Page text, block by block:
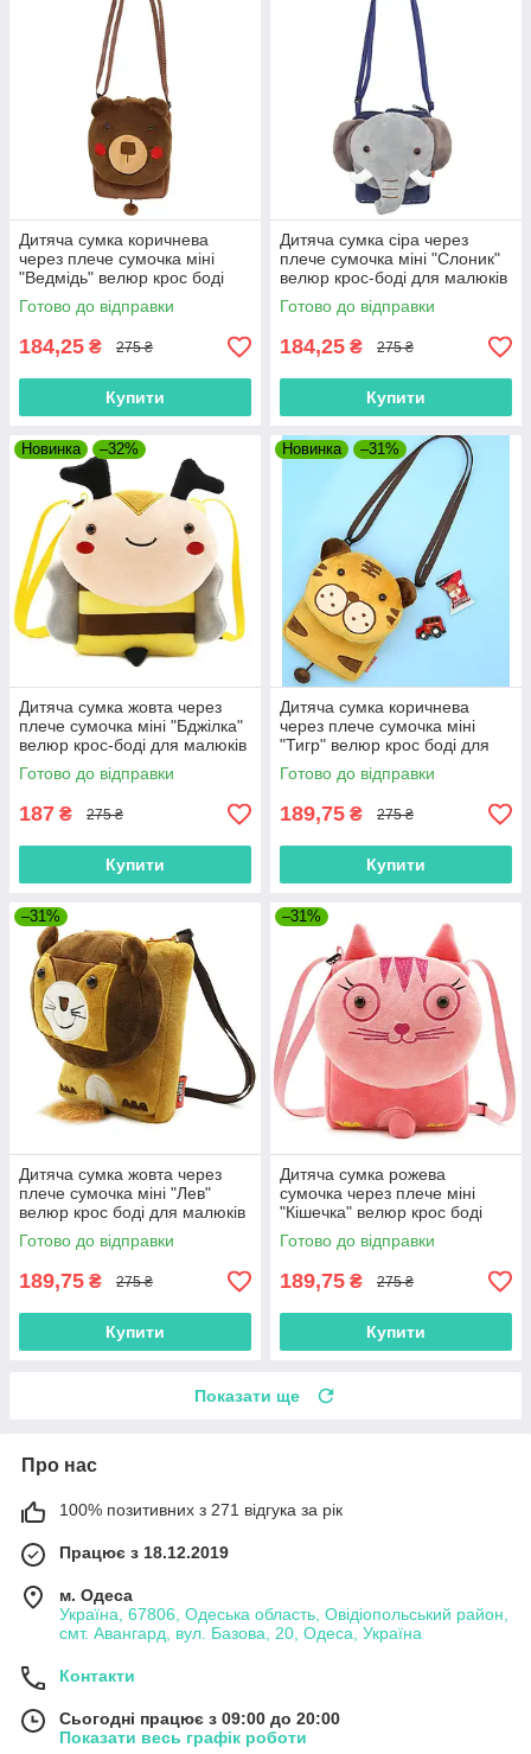
Дитяча сумка коричнева
через плече сумочка міні
"Ведмідь" велюр крос боді
для малюків унісекс для
телефону
Готово до відправки
184,25 ₴ 275 ₴
Купити
Дитяча сумка сіра через
плече сумочка міні "Слоник"
велюр крос-боді для малюків
унісекс для телефона
Готово до відправки
184,25 ₴ 275 ₴
Купити
Новинка –32%
Дитяча сумка жовта через
плече сумочка міні "Бджілка"
велюр крос-боді для малюків
унісекс для телефона
Готово до відправки
187 ₴ 275 ₴
Купити
Новинка –31%
Дитяча сумка коричнева
через плече сумочка міні
"Тигр" велюр крос боді для
малюків унісекс для
телефону
Готово до відправки
189,75 ₴ 275 ₴
Купити
–31%
Дитяча сумка жовта через
плече сумочка міні "Лев"
велюр крос боді для малюків
унісекс для телефону
Готово до відправки
189,75 ₴ 275 ₴
Купити
–31%
Дитяча сумка рожева
сумочка через плече міні
"Кішечка" велюр крос боді
для малюків дівчинці для
телефону
Готово до відправки
189,75 ₴ 275 ₴
Купити
Показати ще
Про нас
100% позитивних з 271 відгука за рік
Працює з 18.12.2019
м. Одеса
Україна, 67806, Одеська область, Овідіопольський район,
смт. Авангард, вул. Базова, 20, Одеса, Україна
Контакти
Сьогодні працює з 09:00 до 20:00
Показати весь графік роботи